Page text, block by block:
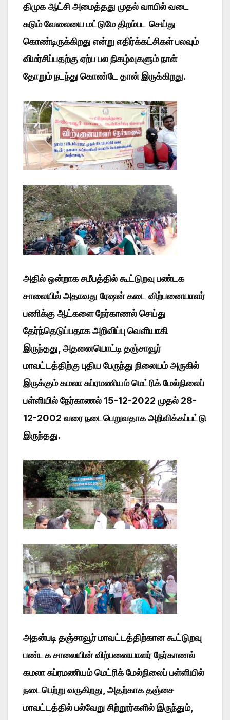
திமுக ஆட்சி அமைத்தது முதல் வாயில் வடை
சுடும் வேலையை மட்டுமே திறம்பட செய்து
கொண்டிருக்கிறது என்று எதிர்க்கட்சிகள் பலவும்
விமர்சிப்பதற்கு ஏற்ப பல நிகழ்வுகளும் நாள்
தோறும் நடந்து கொண்டே தான் இருக்கிறது.
அதில் ஒன்றாக சமீபத்தில் கூட்டுறவு பண்டக
சாலையில் அதாவது ரேஷன் கடை விற்பனையாளர்
பணிக்கு ஆட்களை நேர்காணல் செய்து
தேர்ந்தெடுப்பதாக அறிவிப்பு வெளியாகி
இருந்தது, அதனையொட்டி தஞ்சாவூர்
மாவட்டத்திற்கு புதிய பேருந்து நிலையம் அருகில்
இருக்கும் கமலா சுப்ரமணியம் மெட்ரிக் மேல்நிலைப்
பள்ளியில் நேர்காணல் 15-12-2022 முதல் 28-
12-2002 வரை நடைபெறுவதாக அறிவிக்கப்பட்டு
இருந்தது.
அதன்படி தஞ்சாவூர் மாவட்டத்திற்கான கூட்டுறவு
பண்டக சாலையின் விற்பனையாளர் நேர்காணல்
கமலா சுப்ரமணியம் மெட்ரிக் மேல்நிலைப் பள்ளியில்
நடைபெற்று வருகிறது, அதற்காக தஞ்சை
மாவட்டத்தில் பல்வேறு சிற்றூர்களில் இருந்தும்,